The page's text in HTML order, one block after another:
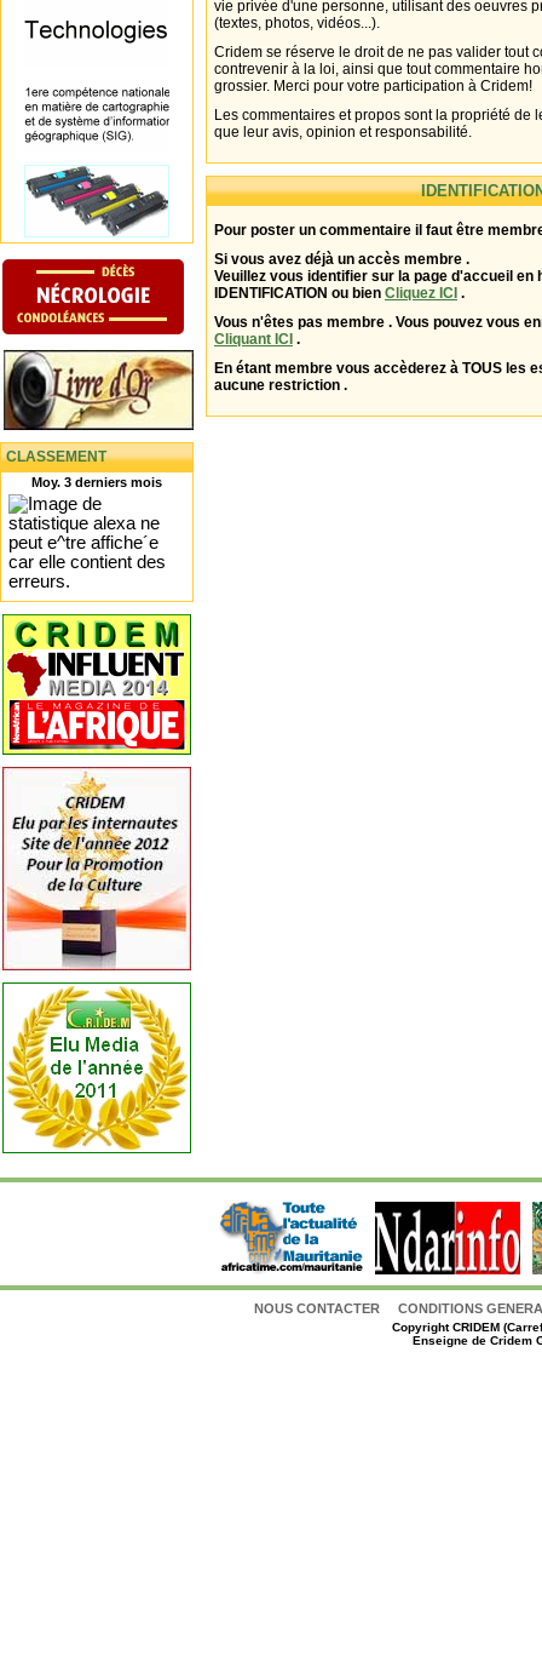
CLASSEMENT
Moy. 3 derniers mois
vie privée d'une personne, utilisant des oeuvres
(textes, photos, vidéos...).
Cridem se réserve le droit de ne pas valider tout
contrevenir à la loi, ainsi que tout commentaire
grossier. Merci pour votre participation à Cridem!
Les commentaires et propos sont la propriété de
que leur avis, opinion et responsabilité.
Pour poster un commentaire il faut être
Si vous avez déjà un accès membre .
Veuillez vous identifier sur la page d'accueil en
IDENTIFICATION ou bien Cliquez ICI .
Vous n'êtes pas membre . Vous pouvez vous
Cliquant ICI .
En étant membre vous accèderez à TOUS les
aucune restriction .
NOUS CONTACTER CONDITIONS
CopyrightCRIDEM
Enseigne de Cridem